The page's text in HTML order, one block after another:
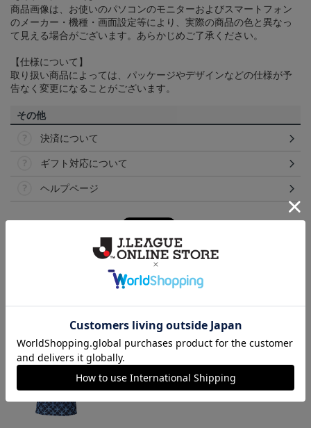
商品画像は、お使いのパソコンのモニターおよびスマートフォン
のメーカー・機種・画面設定等により、実際の商品の色と異なっ
て見える場合がございます。あらかじめご了承ください。
【仕様について】
取り扱い商品によっては、パッケージやデザインなどの仕様が予
告なく変更になることがございます。
その他
決済について
ギフト対応について
ヘルプページ
NEW NEW